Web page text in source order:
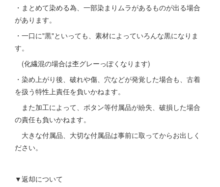
・まとめて染める為、一部染まりムラがあるものが出る場合
があります。
・一口に"黒"といっても、素材によっていろんな黒になりま
す。
(化繊混の場合は杢グレーっぽくなります)
・染め上がり後、破れや傷、穴などが発覚した場合も、古着
を扱う特性上責任を負いかねます。
また加工によって、ボタン等付属品が紛失、破損した場合
の責任も負いかねます。
大きな付属品、大切な付属品は事前に取ってからお出しく
ださい。
▼返却について